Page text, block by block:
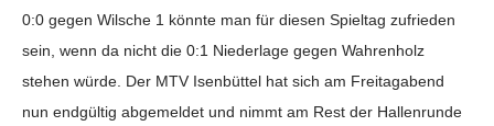
0:0 gegen Wilsche 1 könnte man für diesen Spieltag zufrieden
sein, wenn da nicht die 0:1 Niederlage gegen Wahrenholz
stehen würde. Der MTV Isenbüttel hat sich am Freitagabend
nun endgültig abgemeldet und nimmt am Rest der Hallenrunde